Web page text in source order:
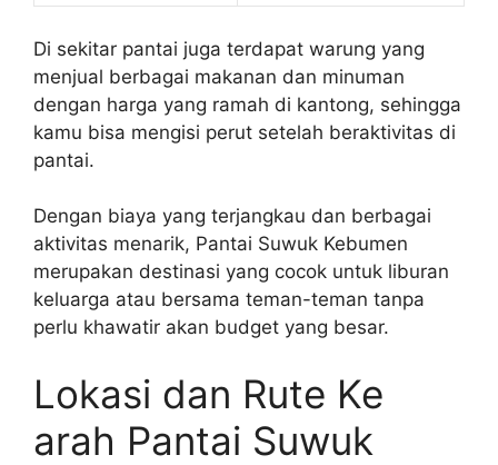
Di sekitar pantai juga terdapat warung yang
menjual berbagai makanan dan minuman
dengan harga yang ramah di kantong, sehingga
kamu bisa mengisi perut setelah beraktivitas di
pantai.
Dengan biaya yang terjangkau dan berbagai
aktivitas menarik, Pantai Suwuk Kebumen
merupakan destinasi yang cocok untuk liburan
keluarga atau bersama teman-teman tanpa
perlu khawatir akan budget yang besar.
Lokasi dan Rute Ke
arah Pantai Suwuk